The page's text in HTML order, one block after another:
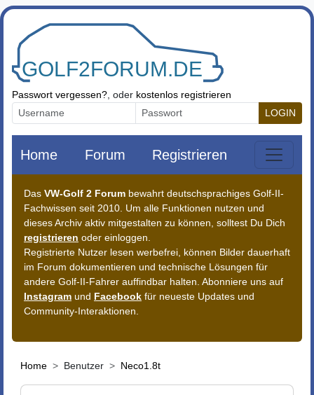
Zum Inhalt springen
Passwort vergessen? , oder kostenlos registrieren
LOGIN
Home Forum Registrieren
Das VW-Golf 2 Forum bewahrt deutschsprachiges Golf-II-
Fachwissen seit 2010. Um alle Funktionen nutzen und
dieses Archiv aktiv mitgestalten zu können, solltest Du Dich
registrieren oder einloggen.
Registrierte Nutzer lesen werbefrei, können Bilder dauerhaft
im Forum dokumentieren und technische Lösungen für
andere Golf-II-Fahrer auffindbar halten. Abonniere uns auf
Instagram und Facebook für neueste Updates und
Community-Interaktionen.
Home Benutzer Neco1.8t